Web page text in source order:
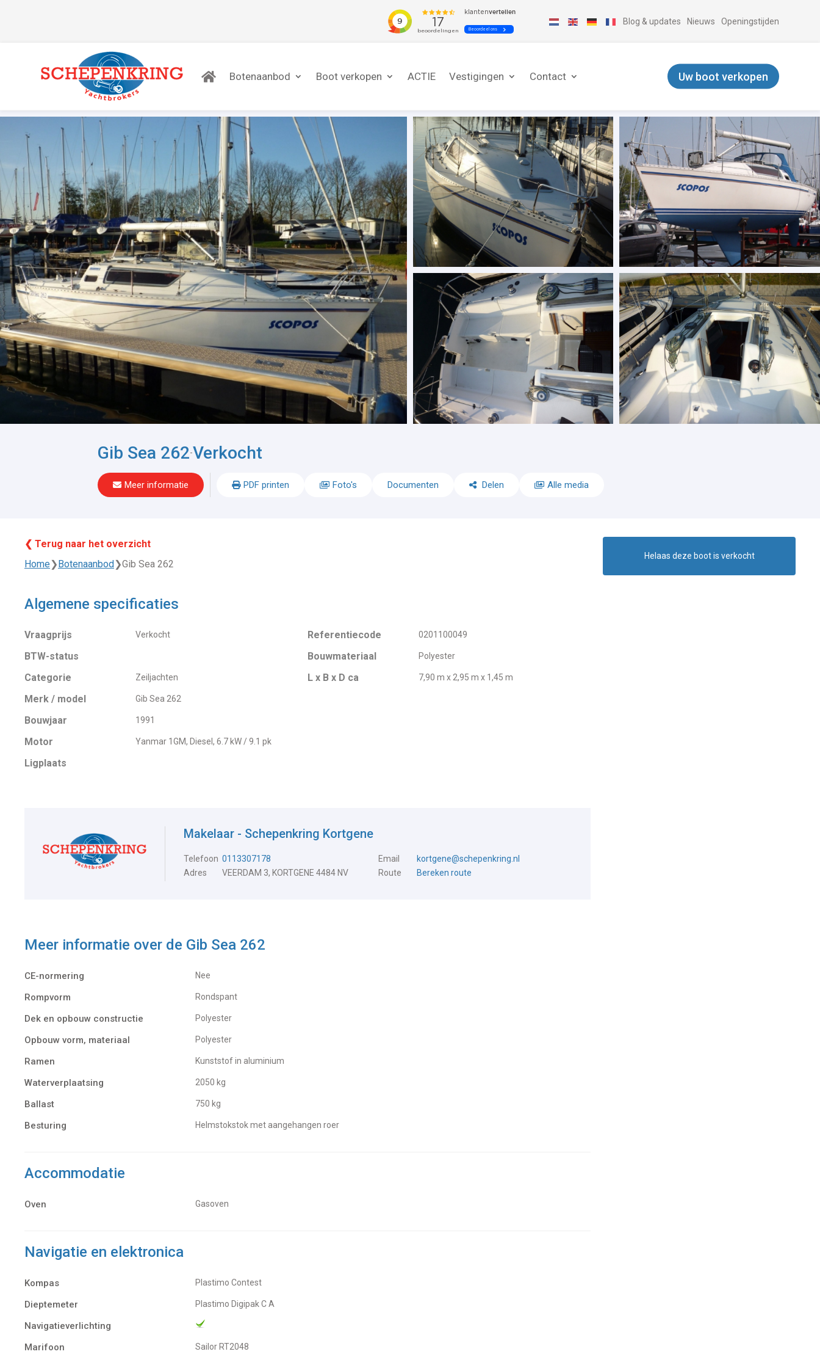
Blog & updates Nieuws Openingstijden
Botenaanbod Boot verkopen ACTIE Vestigingen Contact Uw boot verkopen
Gib Sea 262-Verkocht
Meer informatie PDF printen Foto's Documenten Delen Alle media
❮ Terug naar het overzicht
Home❯Botenaanbod❯Gib Sea 262
Algemene specificaties
Vraagprijs Verkocht
BTW-status
Categorie
Zeiljachten
Merk / model Gib Sea 262
Bouwjaar 1991
Motor Yanmar 1GM, Diesel, 6.7 kW / 9.1 pk
Ligplaats
Referentiecode 0201100049
Bouwmateriaal Polyester
L x B x D ca 7,90 m x 2,95 m x 1,45 m
Makelaar - Schepenkring Kortgene
Telefoon 0113307178 Email
kortgene@schepenkring.nl
Adres
VEERDAM 3, KORTGENE 4484 NV Route Bereken route
Meer informatie over de Gib Sea 262
CE-normering Nee
Rompvorm Rondspant
Dek en opbouw constructie Polyester
Opbouw vorm, materiaal Polyester
Ramen Kunststof in aluminium
Waterverplaatsing 2050 kg
Ballast 750 kg
Besturing Helmstokstok met aangehangen roer
Accommodatie
Oven Gasoven
Navigatie en elektronica
Kompas Plastimo Contest
Dieptemeter Plastimo Digipak C A
Navigatieverlichting
Marifoon
Sailor RT2048
Helaas deze boot is verkocht